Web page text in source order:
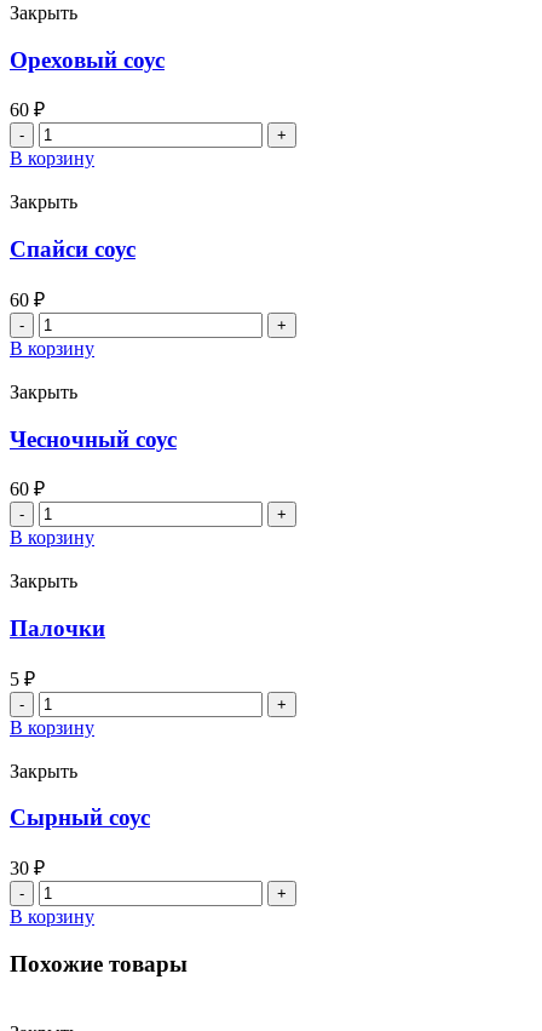
Закрыть
Ореховый соус
60 ₽
Количество
товара
Ореховый
соус
В корзину
Закрыть
Спайси соус
60 ₽
Количество
товара
Спайси
соус
В корзину
Закрыть
Чесночный соус
60 ₽
Количество
товара
Чесночный
соус
В корзину
Закрыть
Палочки
5 ₽
Количество
товара
Палочки
В корзину
Закрыть
Сырный соус
30 ₽
Количество
товара
Сырный
В корзину
Похожие товары